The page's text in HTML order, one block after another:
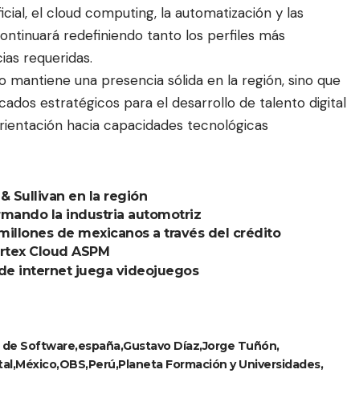
el cloud computing, la automatización y las
redefiniendo tanto los perfiles más
requeridas.
una presencia sólida en la región, sino que
estratégicos para el desarrollo de talento digital
hacia capacidades tecnológicas
Sullivan en la región
la industria automotriz
de mexicanos a través del crédito
Cloud ASPM
internet juega videojuegos
de SoftwareespañaGustavo DíazJorge Tuñón
MéxicoOBSPerú Planeta Formación y Universidades